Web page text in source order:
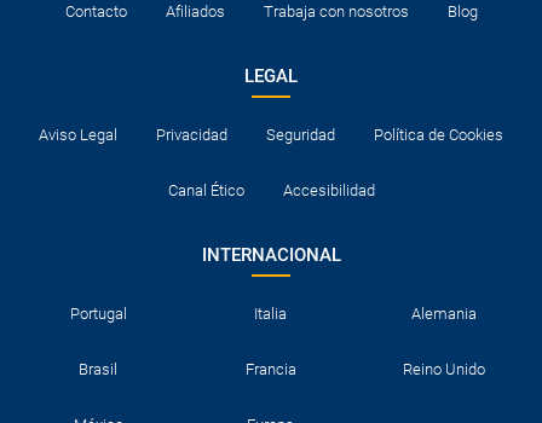
Contacto Afiliados Trabaja con nosotros Blog
LEGAL
Aviso Legal Privacidad Seguridad Política de Cookies
Canal Ético Accesibilidad
INTERNACIONAL
Portugal Italia Alemania
Brasil Francia Reino Unido